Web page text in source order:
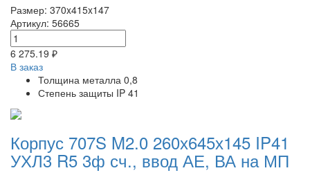
Размер: 370x415x147
Артикул: 56665
6 275.19 ₽
В заказ
Толщина металла 0,8
Степень защиты IP 41
Корпус 707S M2.0 260х645х145 IP41
УХЛ3 R5 3ф сч., ввод АЕ, ВА на МП